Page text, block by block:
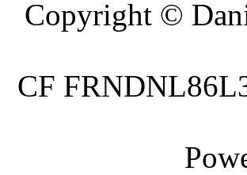
Copyright ©
CF